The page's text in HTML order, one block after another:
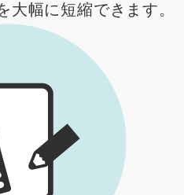
大幅に短縮できます。